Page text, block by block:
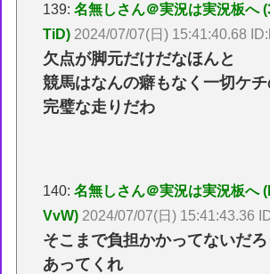
139:名無しさん＠実況は実況板へ
TiD) 2024/07/07(日) 15:41:40.68
欠点が脚元だけだなほんと
競馬はなんの癖もなく一切ケ
完璧な走りだわ
140:名無しさん＠実況は実況板へ
VvW) 2024/07/07(日) 15:41:43.36
そこまで負担かかってないだ
あってくれ